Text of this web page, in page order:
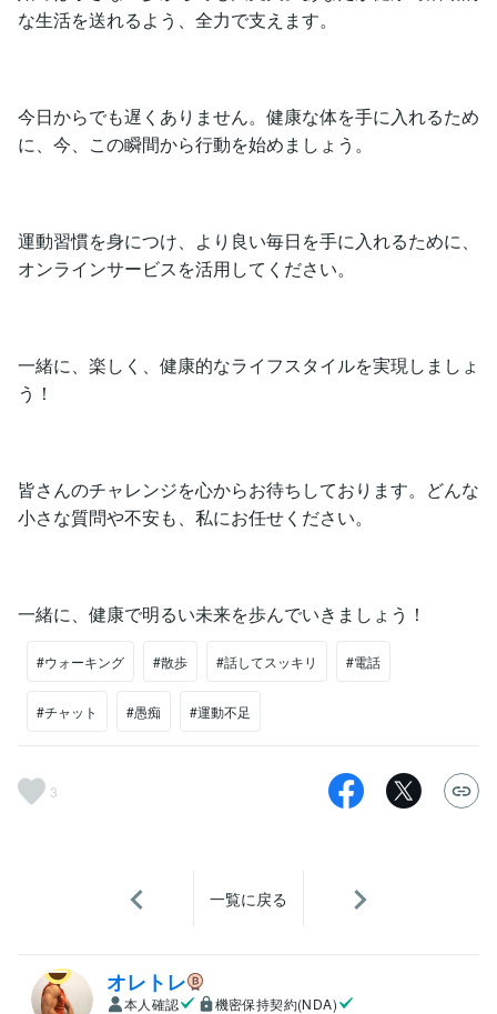
な生活を送れるよう、全力で支えます。
今日からでも遅くありません。健康な体を手に入れるため
に、今、この瞬間から行動を始めましょう。
運動習慣を身につけ、より良い毎日を手に入れるために、
オンラインサービスを活用してください。
一緒に、楽しく、健康的なライフスタイルを実現しましょ
う！
皆さんのチャレンジを心からお待ちしております。どんな
小さな質問や不安も、私にお任せください。
一緒に、健康で明るい未来を歩んでいきましょう！
#ウォーキング #散歩 #話してスッキリ #電話
#チャット #愚痴 #運動不足
3
一覧に戻る
オレトレ
本人確認
機密保持契約(NDA)